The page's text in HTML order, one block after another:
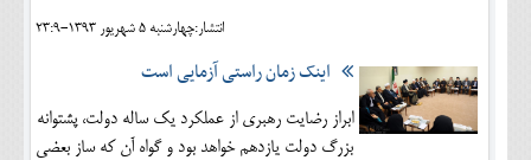
انتشار:چهارشنبه 5 شهريور 1393-23:9
اینک زمان راستی آزمایی است
ابراز رضایت رهبری از عملکرد یک ساله دولت، پشتوانه
بزرگ دولت یازدهم خواهد بود و گواه آن که ساز بعضی